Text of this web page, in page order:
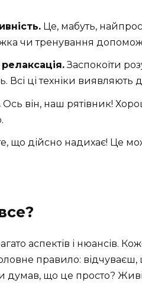
Це, мабуть,
чи тренування
Заспокоїти
Всі ці техніки виявляють
Ось він, наш рятівник!
що дійсно надихає! Це
аспектів і нюансів.
правило:
думав, що це просто?